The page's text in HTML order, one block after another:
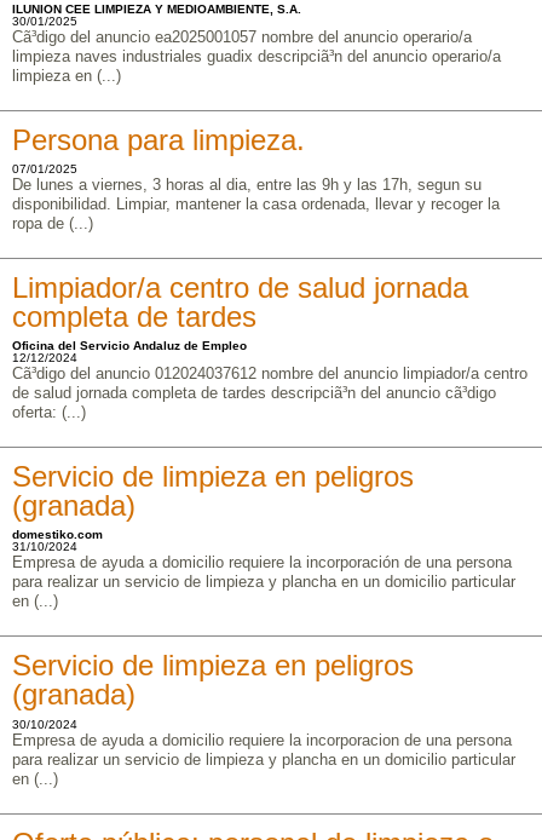
ILUNION CEE LIMPIEZA Y MEDIOAMBIENTE, S.A.
30/01/2025
Cã³digo del anuncio ea2025001057 nombre del anuncio operario/a
limpieza naves industriales guadix descripciã³n del anuncio operario/a
limpieza en (...)
Persona para limpieza.
07/01/2025
De lunes a viernes, 3 horas al dia, entre las 9h y las 17h, segun su
disponibilidad. Limpiar, mantener la casa ordenada, llevar y recoger la
ropa de (...)
Limpiador/a centro de salud jornada
completa de tardes
Oficina del Servicio Andaluz de Empleo
12/12/2024
Cã³digo del anuncio 012024037612 nombre del anuncio limpiador/a centro
de salud jornada completa de tardes descripciã³n del anuncio cã³digo
oferta: (...)
Servicio de limpieza en peligros
(granada)
domestiko.com
31/10/2024
Empresa de ayuda a domicilio requiere la incorporación de una persona
para realizar un servicio de limpieza y plancha en un domicilio particular
en (...)
Servicio de limpieza en peligros
(granada)
30/10/2024
Empresa de ayuda a domicilio requiere la incorporacion de una persona
para realizar un servicio de limpieza y plancha en un domicilio particular
en (...)